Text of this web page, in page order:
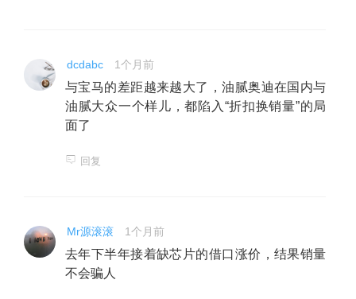
dcdabc 1个月前
与宝马的差距越来越大了，油腻奥迪在国内与
油腻大众一个样儿，都陷入“折扣换销量”的局
面了
回复
Mr源滚滚 1个月前
去年下半年接着缺芯片的借口涨价，结果销量
不会骗人